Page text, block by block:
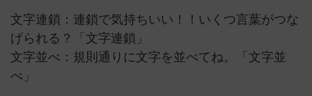
文字連鎖：連鎖で気持ちいい！！いくつ言葉がつな
げられる？「文字連鎖」
文字並べ：規則通りに文字を並べてね。「文字並
べ」